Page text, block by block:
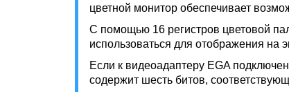
цветной монитор обеспечивает
С помощью 16 регистров цветовой
использоваться для отображения на
Если к видеоадаптеру EGA
содержит шесть битов,